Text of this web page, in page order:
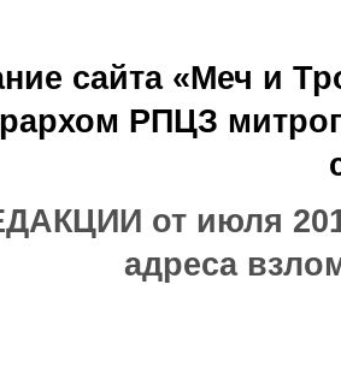
сайта «Меч и
РПЦЗ
от июля
адреса